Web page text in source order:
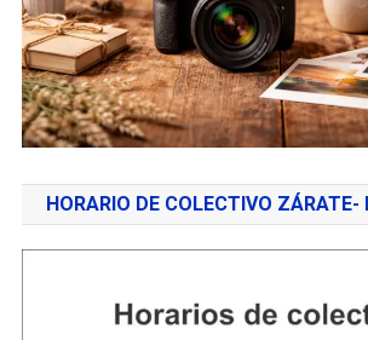
HORARIO DE COLECTIVO ZÁRATE-